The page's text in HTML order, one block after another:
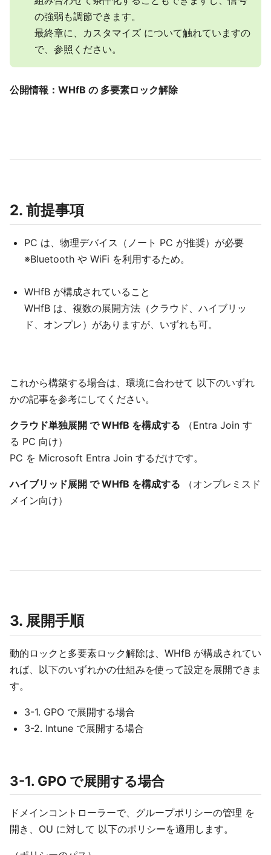
の強弱も調節できます。
最終章に、カスタマイズ について触れていますの
で、参照ください。
公開情報：WHfB の 多要素ロック解除
2. 前提事項
PC は、物理デバイス（ノート PC が推奨）が必要
※Bluetooth や WiFi を利用するため。
WHfB が構成されていること
WHfB は、複数の展開方法（クラウド、ハイブリッ
ド、オンプレ）がありますが、いずれも可。
これから構築する場合は、環境に合わせて 以下のいずれ
かの記事を参考にしてください。
クラウド単独展開 で WHfB を構成する （Entra Join す
る PC 向け）
PC を Microsoft Entra Join するだけです。
ハイブリッド展開 で WHfB を構成する （オンプレミスド
メイン向け）
3. 展開手順
動的ロックと多要素ロック解除は、WHfB が構成されてい
れば、以下のいずれかの仕組みを使って設定を展開できま
す。
3-1. GPO で展開する場合
3-2. Intune で展開する場合
3-1. GPO で展開する場合
ドメインコントローラーで、グループポリシーの管理 を
開き、OU に対して 以下のポリシーを適用します。